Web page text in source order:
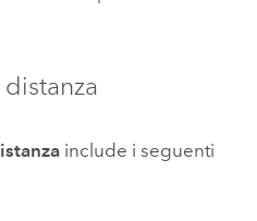
include i seguenti